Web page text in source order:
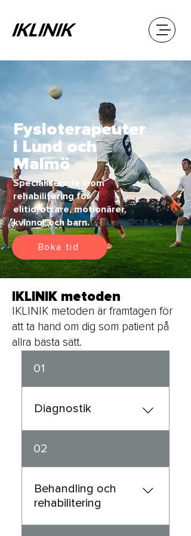
Fysioterapeuter
i Lund och
Malmö
Specialiserade inom
rehabilitering för
elitidrottare, motionärer,
kvinnor och barn.
Boka tid
IKLINIK metoden
IKLINIK metoden är framtagen för
att ta hand om dig som patient på
allra bästa sätt.
01
Diagnostik
Noggrann och
strukturerad
undersökning för att
säkerställa vilken eller
vilka strukturer
bakomliggande
02
Behandling och
rehabilitering